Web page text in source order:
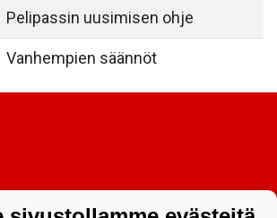
Pelipassin uusimisen ohje
Vanhempien säännöt